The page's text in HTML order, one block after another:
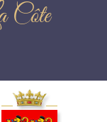
Côte